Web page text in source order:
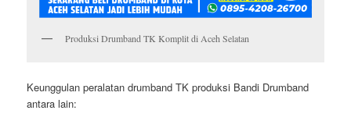
Produksi Drumband TK Komplit di Aceh Selatan
Keunggulan peralatan drumband TK produksi Bandi Drumband
antara lain: